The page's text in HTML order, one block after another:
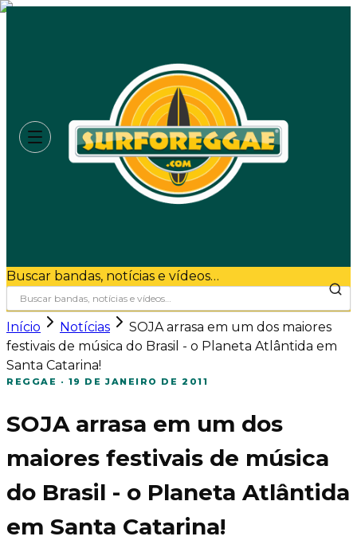
Buscar bandas, notícias e vídeos…
Início Notícias
SOJA arrasa em um dos maiores
festivais de música do Brasil - o Planeta Atlântida em
Santa Catarina!
REGGAE · 19 DE JANEIRO DE 2011
SOJA arrasa em um dos
maiores festivais de música
do Brasil - o Planeta Atlântida
em Santa Catarina!